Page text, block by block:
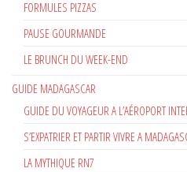
FORMULES PIZZAS
PAUSE GOURMANDE
LE BRUNCH DU WEEK-END
GUIDE MADAGASCAR
GUIDE DU VOYAGEUR A L’AÉROPORT
S’EXPATRIER ET PARTIR VIVRE A
LA MYTHIQUE RN7